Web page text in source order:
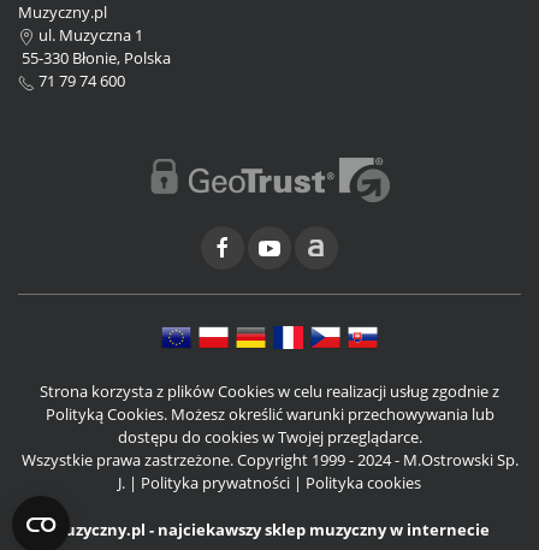
Muzyczny.pl
ul. Muzyczna 1
55-330 Błonie, Polska
71 79 74 600
Strona korzysta z plików Cookies w celu realizacji usług zgodnie z
Polityką Cookies. Możesz określić warunki przechowywania lub
dostępu do cookies w Twojej przeglądarce.
Wszystkie prawa zastrzeżone. Copyright 1999 - 2024 - M.Ostrowski Sp.
J. | Polityka prywatności | Polityka cookies
Muzyczny.pl - najciekawszy sklep muzyczny w internecie